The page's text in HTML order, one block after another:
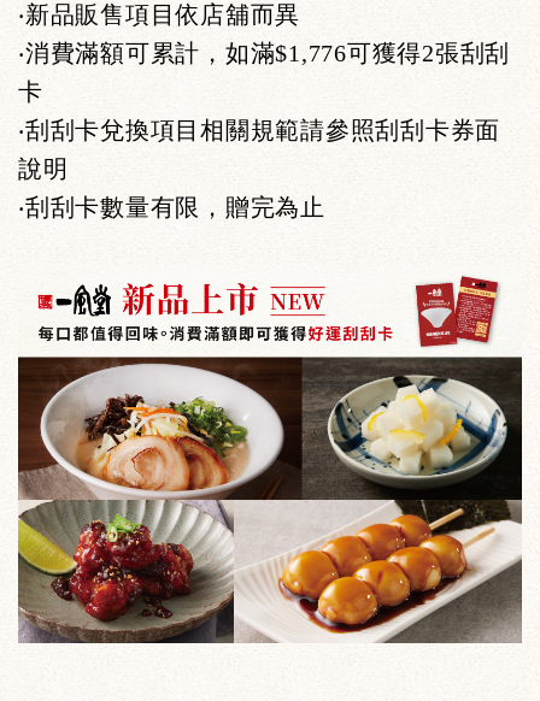
‧新品販售項目依店舖而異
‧消費滿額可累計，如滿$1,776可獲得2張刮刮
卡
‧刮刮卡兌換項目相關規範請參照刮刮卡券面
說明
‧刮刮卡數量有限，贈完為止